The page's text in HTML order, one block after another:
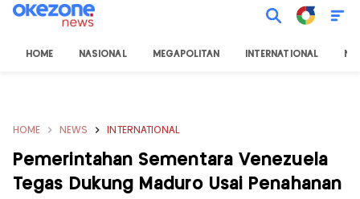
HOME NASIONAL MEGAPOLITAN INTERNATIONAL
HOME NEWS INTERNATIONAL
Pemerintahan Sementara Venezuela
Tegas Dukung Maduro Usai Penahanan